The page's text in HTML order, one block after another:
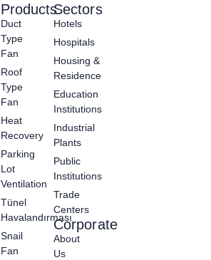
Products
Duct
Type
Fan
Roof
Type
Fan
Heat
Recovery
Parking
Lot
Ventilation
Tünel
Havalandırması
Snail
Fan
Sectors
Hotels
Hospitals
Housing &
Residence
Education
Institutions
Industrial
Plants
Public
Institutions
Trade
Centers
Corporate
About
Us